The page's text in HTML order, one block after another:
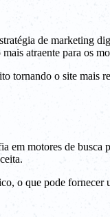
de marketing
atraente para os
tornando o site mais
em motores de busca
o que pode